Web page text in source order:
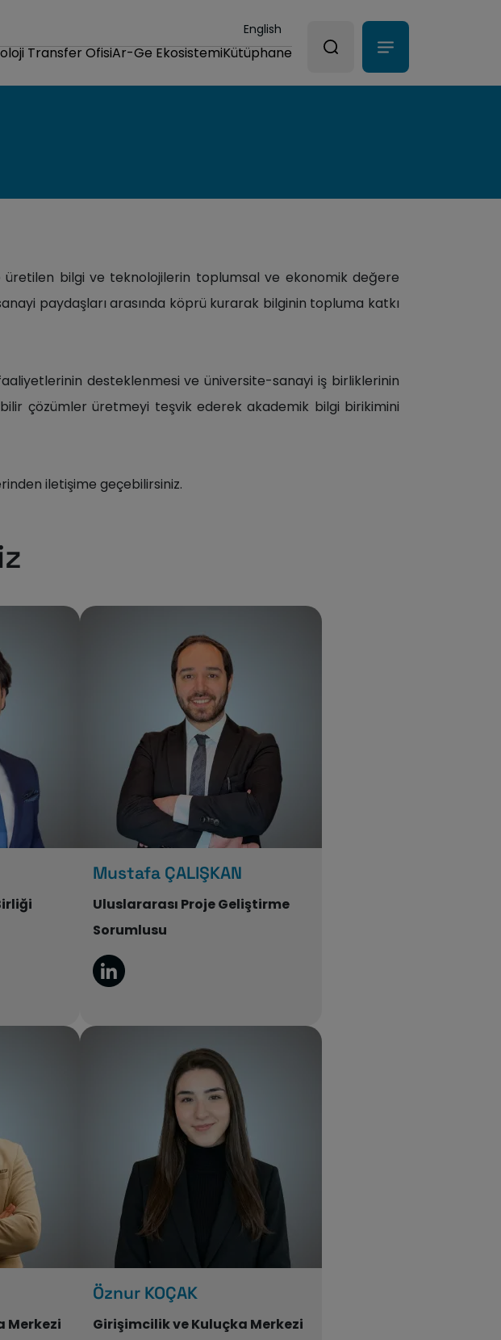
English
Transfer OfisiAr-Ge EkosistemiKütüphane
üretilen bilgi ve teknolojilerin toplumsal ve ekonomik değere
paydaşları arasında köprü kurarak bilginin topluma katkı
desteklenmesi ve üniversite-sanayi iş birliklerinin
çözümler üretmeyi teşvik ederek akademik bilgi birikimini
iletişime geçebilirsiniz.
Mustafa ÇALIŞKAN
Uluslararası Proje Geliştirme
Sorumlusu
Merkezi
Öznur KOÇAK
Girişimcilik ve Kuluçka Merkezi